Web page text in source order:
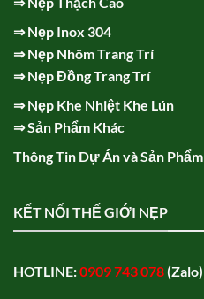
⇒Nẹp Inox 304
⇒Nẹp Nhôm Trang Trí
⇒Nẹp Đồng Trang Trí
⇒Nẹp Khe Nhiệt Khe Lún
⇒Sản Phẩm Khác
Thông Tin Dự Án và Sản Phẩm
KẾT NỐI THẾ GIỚI NẸP
HOTLINE:0909 743 078(Zalo)